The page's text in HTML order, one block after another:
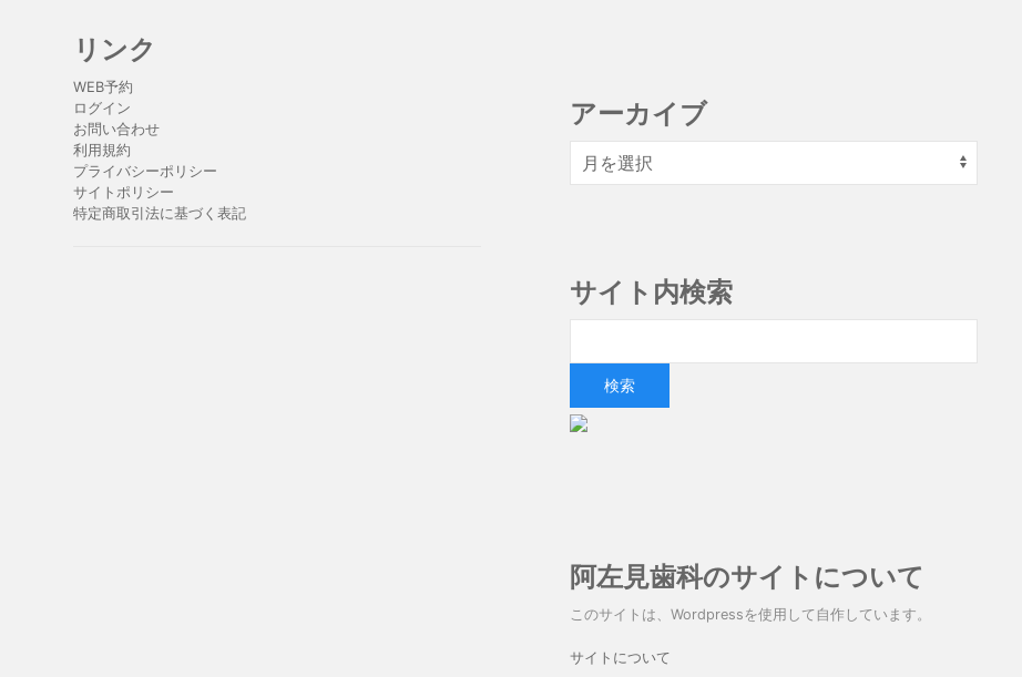
リンク
WEB予約
ログイン
お問い合わせ
利用規約
プライバシーポリシー
サイトポリシー
特定商取引法に基づく表記
アーカイブ
サイト内検索
阿左見歯科のサイトについて
このサイトは、Wordpressを使用して自作しています。
サイトについて